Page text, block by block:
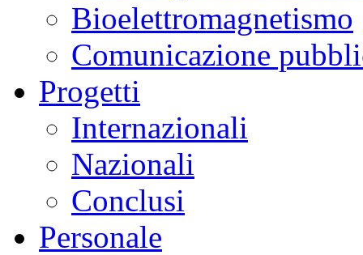
Bioelettromagnetismo
Comunicazione
Progetti
Internazionali
Nazionali
Conclusi
Personale